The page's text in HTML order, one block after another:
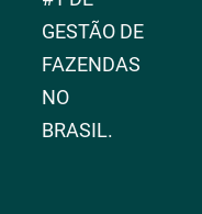
GESTÃO DE
FAZENDAS
NO
BRASIL.